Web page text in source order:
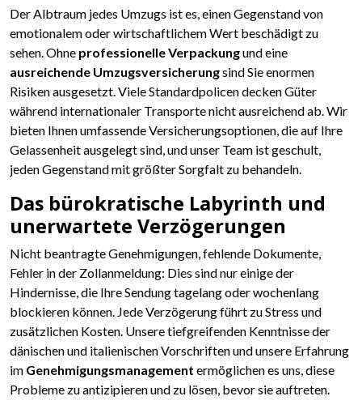
Der Albtraum jedes Umzugs ist es, einen Gegenstand von
emotionalem oder wirtschaftlichem Wert beschädigt zu
sehen. Ohne professionelle Verpackungund eine
ausreichende Umzugsversicherungsind Sie enormen
Risiken ausgesetzt. Viele Standardpolicen decken Güter
während internationaler Transporte nicht ausreichend ab. Wir
bieten Ihnen umfassende Versicherungsoptionen, die auf Ihre
Gelassenheit ausgelegt sind, und unser Team ist geschult,
jeden Gegenstand mit größter Sorgfalt zu behandeln.
Das bürokratische Labyrinth und
unerwartete Verzögerungen
Nicht beantragte Genehmigungen, fehlende Dokumente,
Fehler in der Zollanmeldung: Dies sind nur einige der
Hindernisse, die Ihre Sendung tagelang oder wochenlang
blockieren können. Jede Verzögerung führt zu Stress und
zusätzlichen Kosten. Unsere tiefgreifenden Kenntnisse der
dänischen und italienischen Vorschriften und unsere Erfahrung
im Genehmigungsmanagement ermöglichen es uns, diese
Probleme zu antizipieren und zu lösen, bevor sie auftreten.